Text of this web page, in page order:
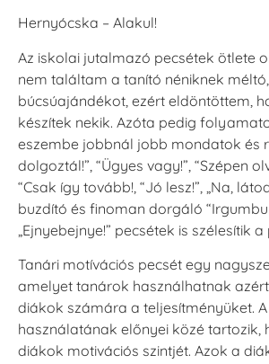
Hernyócska – Alakul!
Az iskolai jutalmazó pecsétek ötlete
nem találtam a tanító néniknek
búcsúajándékot, ezért eldöntöttem,
készítek nekik. Azóta pedig
eszembe jobbnál jobb mondatok és
dolgoztál!”, “Ügyes vagy!”, “Szépen
“Csak így tovább!, “Jó lesz!”, „Na,
buzdító és finoman dorgáló
„Ejnyebejnye!” pecsétek is szélesítik
Tanári motívációs pecsét egy
amelyet tanárok használhatnak
diákok számára a teljesítményüket.
használatának előnyei közé tartozik,
diákok motivációs szintjét. Azok a